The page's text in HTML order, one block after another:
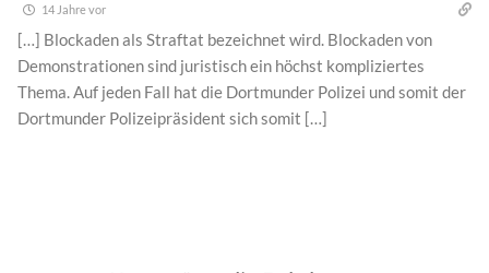
14 Jahre vor
[…] Blockaden als Straftat bezeichnet wird. Blockaden von
Demonstrationen sind juristisch ein höchst kompliziertes
Thema. Auf jeden Fall hat die Dortmunder Polizei und somit der
Dortmunder Polizeipräsident sich somit […]